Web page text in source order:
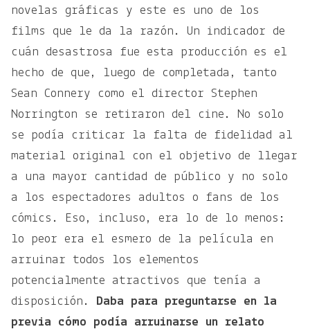
novelas gráficas y este es uno de los
films que le da la razón. Un indicador de
cuán desastrosa fue esta producción es el
hecho de que, luego de completada, tanto
Sean Connery como el director Stephen
Norrington se retiraron del cine. No solo
se podía criticar la falta de fidelidad al
material original con el objetivo de llegar
a una mayor cantidad de público y no solo
a los espectadores adultos o fans de los
cómics. Eso, incluso, era lo de lo menos:
lo peor era el esmero de la película en
arruinar todos los elementos
potencialmente atractivos que tenía a
disposición. Daba para preguntarse en la
previa cómo podía arruinarse un relato